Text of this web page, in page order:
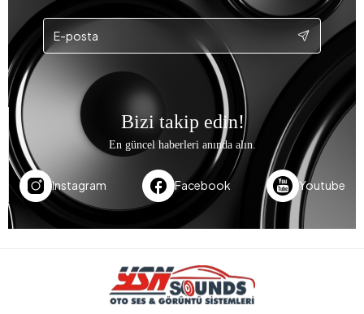
Bizi takip edin!
En güncel haberleri anında alın.
Instagram Facebook Youtube